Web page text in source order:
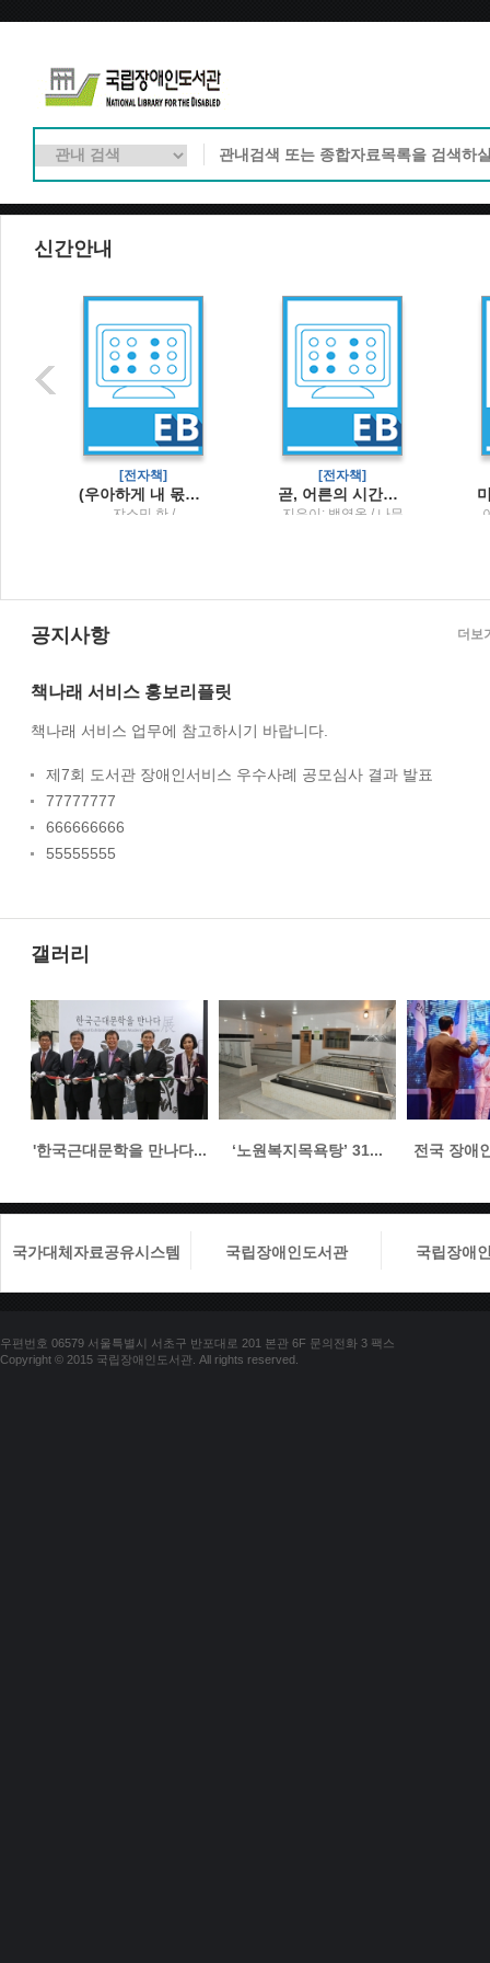
신간안내
[전자책]
(우아하게 내 몫을 챙기는) 말의 공식
쟈스민 한 /
[전자책]
곧, 어른의 시간이 시작된다백영옥 산문집
지은이: 백영옥 / 나무
공지사항
책나래 서비스 홍보리플릿
책나래 서비스 업무에 참고하시기 바랍니다.
제7회 도서관 장애인서비스 우수사례 공모심사 결과 발표
77777777
666666666
55555555
더보
갤러리
'한국근대문학을 만나다... ‘노원복지목욕탕’ 31... 전국 장애
국가대체자료공유시스템 국립장애인도서관 국립장애
우편번호 06579 서울특별시 서초구 반포대로 201 본관 6F 문의전화 3 팩스
Copyright © 2015 국립장애인도서관. All rights reserved.